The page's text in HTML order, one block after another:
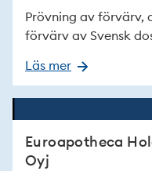
Prövning av förvärv,
förvärv av Svensk
Läs mer
Euroapotheca
Oyj